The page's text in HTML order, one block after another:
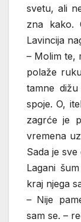
svetu, ali
zna kako.
Lavincija
– Molim te,
polaže
tamne
spoje. O,
zagrće je
vremena
Sada je sve
Lagani
kraj njega
– Nije
sam se. –